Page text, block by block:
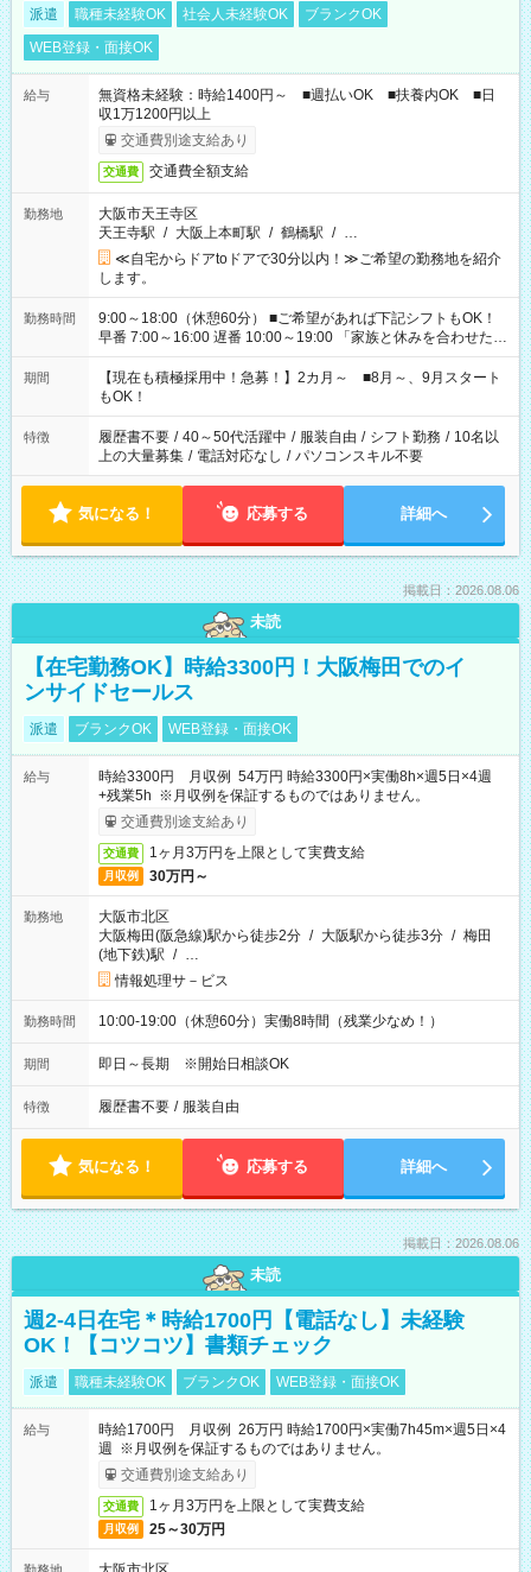
派遣 職種未経験OK 社会人未経験OK
ブランクOK
WEB登録・面接OK
給与
無資格未経験：時給1400円～ ■週払いOK ■扶養内OK ■日
収1万1200円以上
交通費別途支給あり
交通費 交通費全額支給
勤務地
大阪市天王寺区
天王寺駅 / 大阪上本町駅 / 鶴橋駅 / …
≪自宅からドアtoドアで30分以内！≫ご希望の勤務地を紹介
します。
勤務時間
9:00～18:00（休憩60分） ■ご希望があれば下記シフトもOK！
早番 7:00～16:00 遅番 10:00～19:00 「家族と休みを合わせた
い」 「余裕を持って夕飯の準備がしたい」 「できれば残業はし
たくない」 など、ご希望を教えてくださいね。 ※Wワーク希望
の方へ 今ご覧のお仕事で希望する勤務時間と、もう1つのお仕事
の勤務時間。 合計で週40時間を超える場合は応募できません。
期間
【現在も積極採用中！急募！】2カ月～ ■8月～、9月スタート
もOK！
特徴 履歴書不要 / 40～50代活躍中 / 服装自由 / シフト勤務 / 10名以
上の大量募集 / 電話対応なし / パソコンスキル不要
気になる！ 応募する 詳細へ
掲載日：2026.08.06
未読
【在宅勤務OK】時給3300円！大阪梅田でのイ
ンサイドセールス
派遣 ブランクOK WEB登録・面接OK
給与
時給3300円 月収例 54万円 時給3300円×実働8h×週5日×4週
+残業5h ※月収例を保証するものではありません。
交通費別途支給あり
交通費 1ヶ月3万円を上限として実費支給
月収例 30万円～
勤務地
大阪市北区
大阪梅田(阪急線)駅から徒歩2分 / 大阪駅から徒歩3分 / 梅田
(地下鉄)駅 / …
情報処理サ－ビス
勤務時間 10:00-19:00（休憩60分）実働8時間（残業少なめ！）
期間 即日～長期 ※開始日相談OK
特徴 履歴書不要 / 服装自由
気になる！ 応募する 詳細へ
掲載日：2026.08.06
未読
週2-4日在宅＊時給1700円【電話なし】未経験
OK！【コツコツ】書類チェック
派遣 職種未経験OK ブランクOK WEB登録・面接OK
給与
時給1700円 月収例 26万円 時給1700円×実働7h45m×週5日×4
週 ※月収例を保証するものではありません。
交通費別途支給あり
交通費 1ヶ月3万円を上限として実費支給
月収例 25～30万円